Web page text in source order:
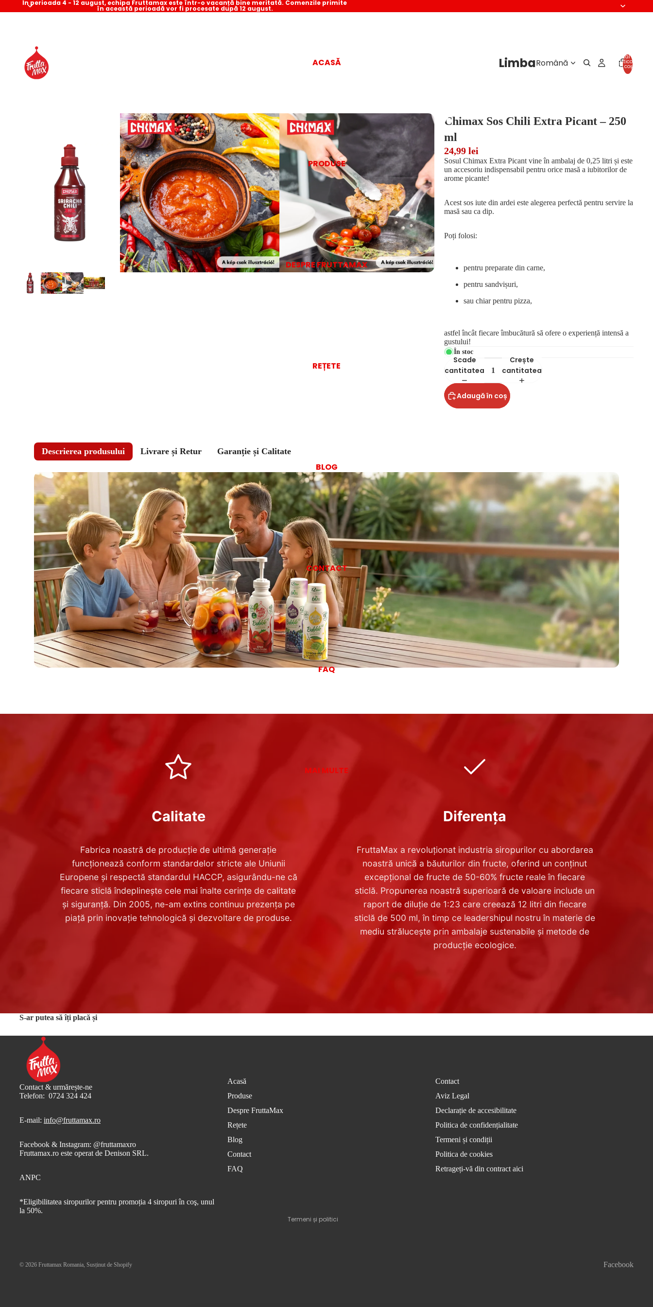
În perioada 4 - 12 august, echipa Fruttamax este într-o vacanță bine meritată. Comenzile primite
în această perioadă vor fi procesate după 12 august.
ACASĂ
PRODUSE
DESPRE FRUTTAMAX
REȚETE
BLOG
CONTACT
FAQ
MAI MULTE
Limba Total
articole
în coș:
Chimax Sos Chili Extra Picant – 250
ml
24,99 lei
Sosul Chimax Extra Picant vine în ambalaj de 0,25 litri și este
un accesoriu indispensabil pentru orice masă a iubitorilor de
arome picante!
Acest sos iute din ardei este alegerea perfectă pentru servire la
masă sau ca dip.
Poți folosi:
pentru preparate din carne,
pentru sandvișuri,
sau chiar pentru pizza,
astfel încât fiecare îmbucătură să ofere o experiență intensă a
gustului!
În stoc
Scade
cantitatea
Crește
cantitatea
Adaugă în coș
Descrierea produsului Livrare și Retur Garanție și Calitate
Calitate
Fabrica noastră de producție de ultimă generație
funcționează conform standardelor stricte ale Uniunii
Europene și respectă standardul HACCP, asigurându-ne că
fiecare sticlă îndeplinește cele mai înalte cerințe de calitate
și siguranță. Din 2005, ne-am extins continuu prezența pe
piață prin inovație tehnologică și dezvoltare de produse.
Diferența
FruttaMax a revoluționat industria siropurilor cu abordarea
noastră unică a băuturilor din fructe, oferind un conținut
excepțional de fructe de 50-60% fructe reale în fiecare
sticlă. Propunerea noastră superioară de valoare include un
raport de diluție de 1:23 care creează 12 litri din fiecare
sticlă de 500 ml, în timp ce leadershipul nostru în materie de
mediu strălucește prin ambalaje sustenabile și metode de
producție ecologice.
S-ar putea să îți placă și
Contact & urmărește-ne
Telefon: 0724 324 424
E-mail: info@fruttamax.ro
Facebook & Instagram: @fruttamaxro
Fruttamax.ro este operat de Denison SRL.
ANPC
*Eligibilitatea siropurilor pentru promoția 4 siropuri în coş, unul
la 50%.
Acasă
Produse
Despre FruttaMax
Rețete
Blog
Contact
FAQ
Contact
Aviz Legal
Declarație de accesibilitate
Politica de confidențialitate
Termeni și condiții
Politica de cookies
Retrageți-vă din contract aici
© 2026 Fruttamax Romania, Susținut de Shopify
Termeni și politici
Facebook